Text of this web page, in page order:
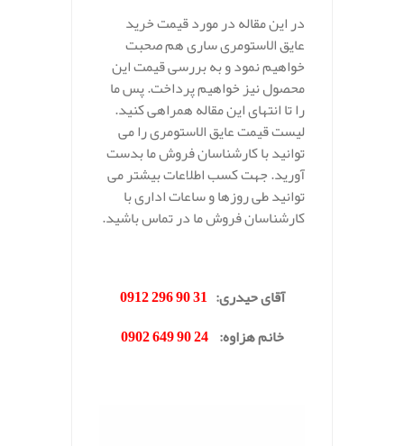
در این مقاله در مورد قیمت خرید
عایق الاستومری ساری هم صحبت
خواهیم نمود و به بررسی قیمت این
محصول نیز خواهیم پرداخت. پس ما
را تا انتهای این مقاله همراهی کنید.
لیست قیمت عایق الاستومری را می
توانید با کارشناسان فروش ما بدست
آورید. جهت کسب اطلاعات بیشتر می
توانید طی روزها و ساعات اداری با
کارشناسان فروش ما در تماس باشید.
آقای حیدری:
31 90 296 0912
خانم هزاوه:
24 90 649 0902